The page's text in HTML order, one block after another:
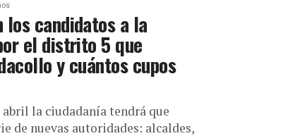
los candidatos a la
el distrito 5 que
y cuántos cupos
la ciudadanía tendrá que
de nuevas autoridades: alcaldes,